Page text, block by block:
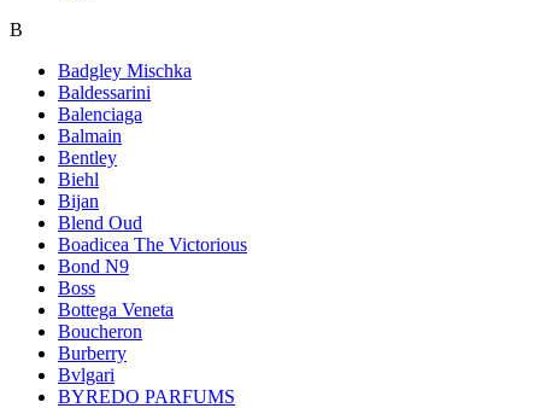
B
Badgley Mischka
Baldessarini
Balenciaga
Balmain
Bentley
Biehl
Bijan
Blend Oud
Boadicea The Victorious
Bond N9
Boss
Bottega Veneta
Boucheron
Burberry
Bvlgari
BYREDO PARFUMS